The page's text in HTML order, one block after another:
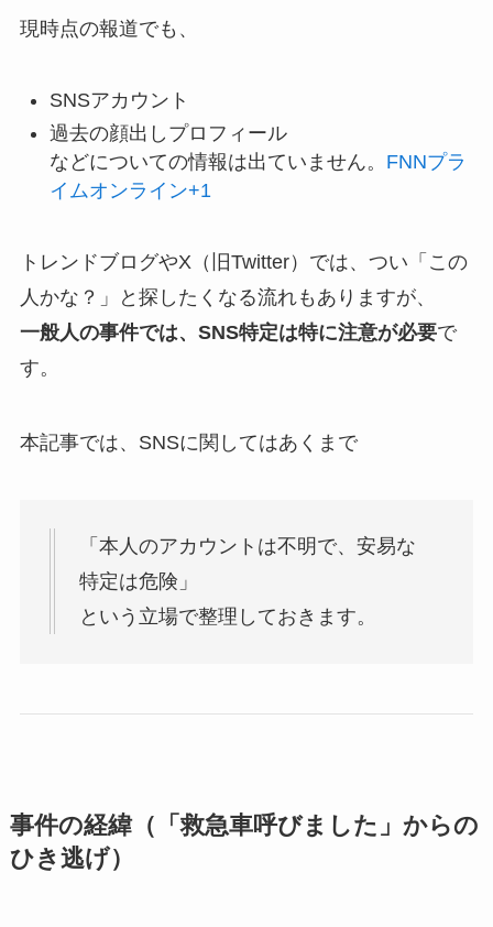
現時点の報道でも、
SNSアカウント
過去の顔出しプロフィール
などについての情報は出ていません。 FNNプラ
イムオンライン+1
トレンドブログやX（旧Twitter）では、つい「この
人かな？」と探したくなる流れもありますが、
一般人の事件では、SNS特定は特に注意が必要で
す。
本記事では、SNSに関してはあくまで
「本人のアカウントは不明で、安易な
特定は危険」
という立場で整理しておきます。
事件の経緯（「救急車呼びました」からの
ひき逃げ）